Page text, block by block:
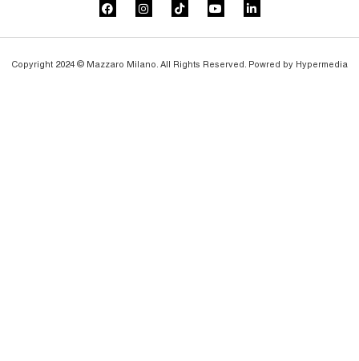
Copyright 2024 © Mazzaro Milano. All Rights Reserved. Powred by Hypermedia